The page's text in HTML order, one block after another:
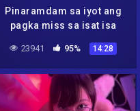
Pinaramdam sa iyot ang
pagka miss sa isat isa
23941 95% 14:28